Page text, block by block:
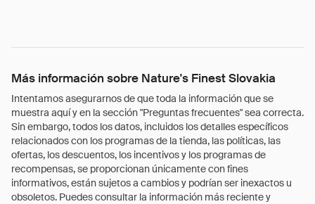
Más información sobre Nature's Finest Slovakia
Intentamos asegurarnos de que toda la información que se
muestra aquí y en la sección "Preguntas frecuentes" sea correcta.
Sin embargo, todos los datos, incluidos los detalles específicos
relacionados con los programas de la tienda, las políticas, las
ofertas, los descuentos, los incentivos y los programas de
recompensas, se proporcionan únicamente con fines
informativos, están sujetos a cambios y podrían ser inexactos u
obsoletos. Puedes consultar la información más reciente y